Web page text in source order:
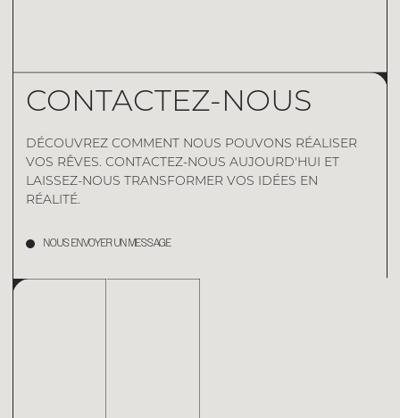
CONTACTEZ-NOUS
DÉCOUVREZ COMMENT NOUS POUVONS RÉALISER
VOS RÊVES. CONTACTEZ-NOUS AUJOURD'HUI ET
LAISSEZ-NOUS TRANSFORMER VOS IDÉES EN
RÉALITÉ.
NOUS ENVOYER UN MESSAGE